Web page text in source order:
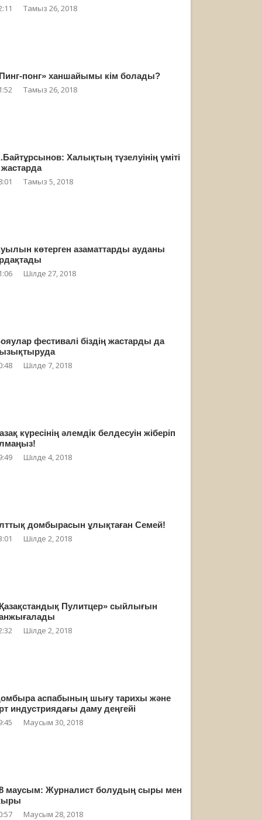
Тамыз 26, 2018
понг» ханшайымы кім болады?
Тамыз 26, 2018
Халықтың түзелуінің үміті
жастарда
Тамыз 5, 2018
көтерген азаматтарды ауданы
Шілде 27, 2018
фестивалі біздің жастарды да
Шілде 7, 2018
күресінің әлемдік белдесуін жіберіп
Шілде 4, 2018
домбырасын ұлықтаған Семей!
Шілде 2, 2018
Пулитцер» сыйлығын
Шілде 2, 2018
аспабының шығу тарихы және
индустриядағы даму деңгейі
Маусым 30, 2018
маусым: Журналист болудың сыры мен
Маусым 28, 2018